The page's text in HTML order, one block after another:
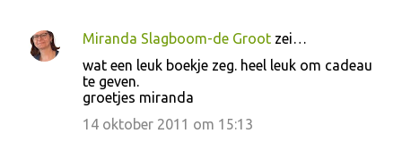
Miranda Slagboom-de Groot zei…
wat een leuk boekje zeg. heel leuk om cadeau
te geven.
groetjes miranda
14 oktober 2011 om 15:13